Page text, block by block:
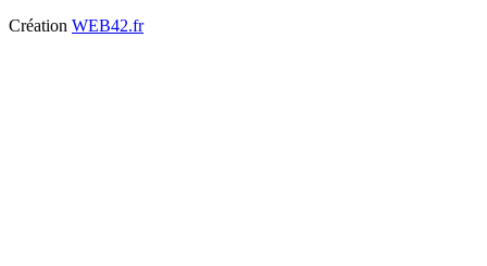
Création WEB42.fr